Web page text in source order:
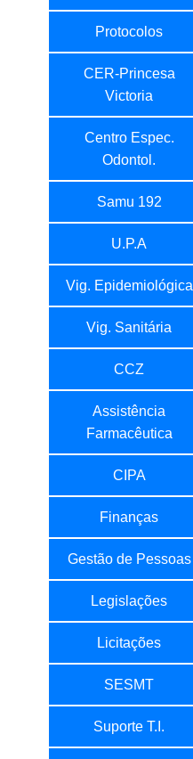
Protocolos
CER-Princesa
Victoria
Centro Espec.
Odontol.
Samu 192
U.P.A
Vig. Epidemiológica
Vig. Sanitária
CCZ
Assistência
Farmacêutica
CIPA
Finanças
Gestão de Pessoas
Legislações
Licitações
SESMT
Suporte T.I.